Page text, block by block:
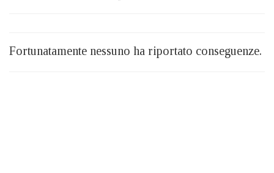
Fortunatamente nessuno ha riportato conseguenze.